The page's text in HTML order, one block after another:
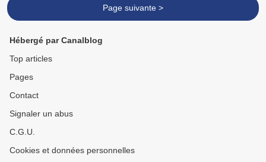
Page suivante >
Hébergé par Canalblog
Top articles
Pages
Contact
Signaler un abus
C.G.U.
Cookies et données personnelles